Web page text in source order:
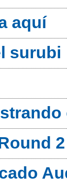
aquí
surubi
2